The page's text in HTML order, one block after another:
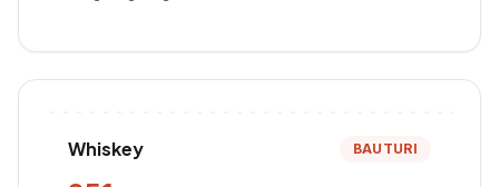
Whiskey BAUTURI